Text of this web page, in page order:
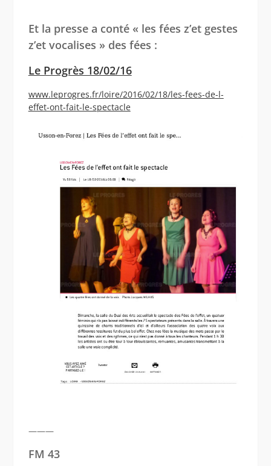
Et la presse a conté « les fées z’et gestes
z’et vocalises » des fées :
Le Progrès 18/02/16
www.leprogres.fr/loire/2016/02/18/les-fees-de-l-
effet-ont-fait-le-spectacle
———
FM 43